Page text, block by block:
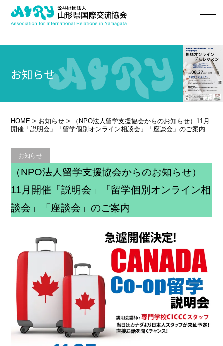
お知らせ
HOME > お知らせ >
（NPO法人留学支援協会からのお知らせ）11月
開催「説明会」「留学個別オンライン相談会」「座談会」のご案内
お知らせ
（NPO法人留学支援協会からのお知らせ）
11月開催「説明会」「留学個別オンライン相
談会」「座談会」のご案内